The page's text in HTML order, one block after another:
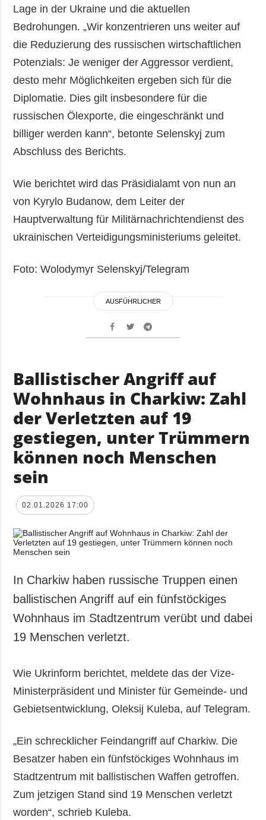
Lage in der Ukraine und die aktuellen
Bedrohungen. „Wir konzentrieren uns weiter auf
die Reduzierung des russischen wirtschaftlichen
Potenzials: Je weniger der Aggressor verdient,
desto mehr Möglichkeiten ergeben sich für die
Diplomatie. Dies gilt insbesondere für die
russischen Ölexporte, die eingeschränkt und
billiger werden kann“, betonte Selenskyj zum
Abschluss des Berichts.
Wie berichtet wird das Präsidialamt von nun an
von Kyrylo Budanow, dem Leiter der
Hauptverwaltung für Militärnachrichtendienst des
ukrainischen Verteidigungsministeriums geleitet.
Foto: Wolodymyr Selenskyj/Telegram
AUSFÜHRLICHER
Ballistischer Angriff auf
Wohnhaus in Charkiw: Zahl
der Verletzten auf 19
gestiegen, unter Trümmern
können noch Menschen
sein
02.01.2026 17:00
In Charkiw haben russische Truppen einen
ballistischen Angriff auf ein fünfstöckiges
Wohnhaus im Stadtzentrum verübt und dabei
19 Menschen verletzt.
Wie Ukrinform berichtet, meldete das der Vize-
Ministerpräsident und Minister für Gemeinde- und
Gebietsentwicklung, Oleksij Kuleba, auf Telegram.
„Ein schrecklicher Feindangriff auf Charkiw. Die
Besatzer haben ein fünfstöckiges Wohnhaus im
Stadtzentrum mit ballistischen Waffen getroffen.
Zum jetzigen Stand sind 19 Menschen verletzt
worden“, schrieb Kuleba.